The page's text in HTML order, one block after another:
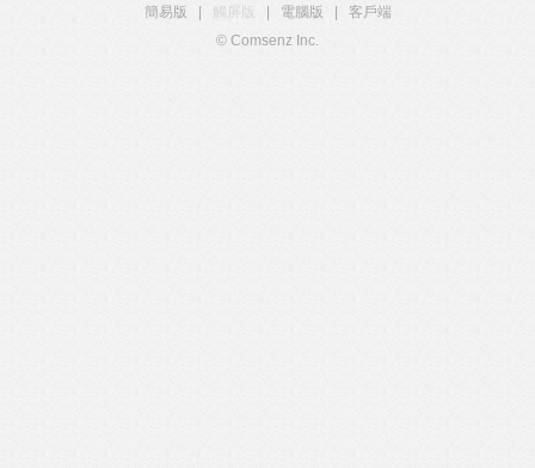
簡易版
觸屏版 電腦版
客戶端
© Comsenz Inc.